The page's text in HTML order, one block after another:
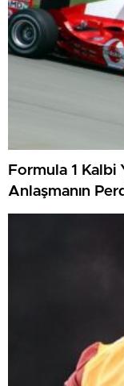
Formula 1 Kalbi
Anlaşmanın